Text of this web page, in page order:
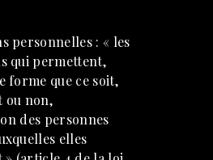
personnelles : « les
qui permettent,
forme que ce soit,
ou non,
des personnes
elles